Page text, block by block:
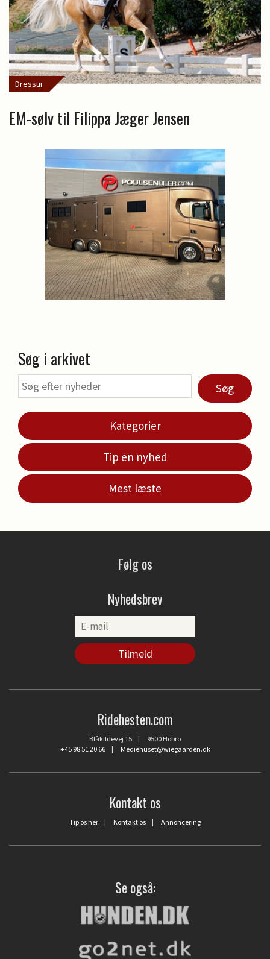
Dressur
EM-sølv til Filippa Jæger Jensen
Søg i arkivet
Søg
Kategorier
Tip en nyhed
Mest læste
Følg os
Nyhedsbrev
Ridehesten.com
Blåkildevej 15 | 9500 Hobro
+45 98 51 20 66| Mediehuset@wiegaarden.dk
Kontakt os
Tip os her | Kontakt os | Annoncering
Se også: